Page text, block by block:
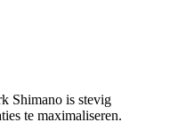
Shimano is stevig
te maximaliseren.